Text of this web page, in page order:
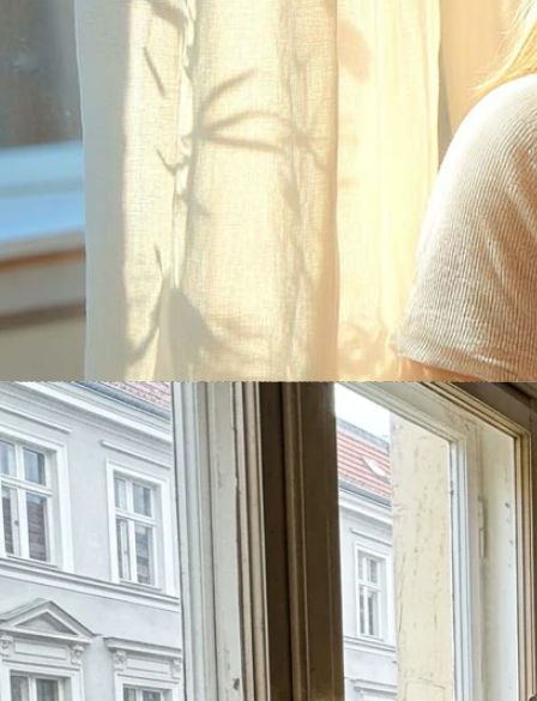
Anorexie (Magersucht): Ursachen, Symptome & Erfahrung mit
medizinischen Cannabis